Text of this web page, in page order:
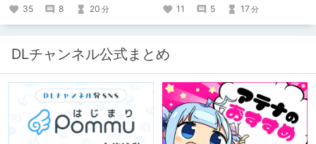
35
8 20 分
11
5 17分
DLチャンネル公式まとめ